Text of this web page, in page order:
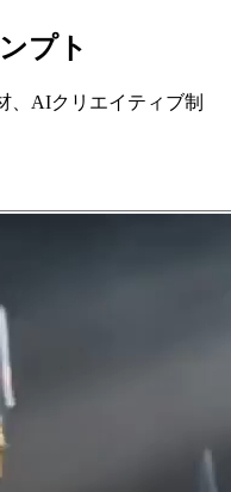
プト
、AIクリエイティブ制